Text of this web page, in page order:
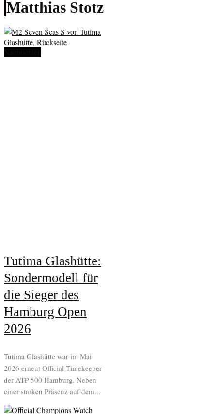
Matthias Stotz
Tutima Glashütte:
Sondermodell für
die Sieger des
Hamburg Open
2026
Tutima Glashütte war im Mai
2026 erneut Official Timekeeper
der ATP 500 Hamburg. Neben
einer starken Präsenz auf dem...